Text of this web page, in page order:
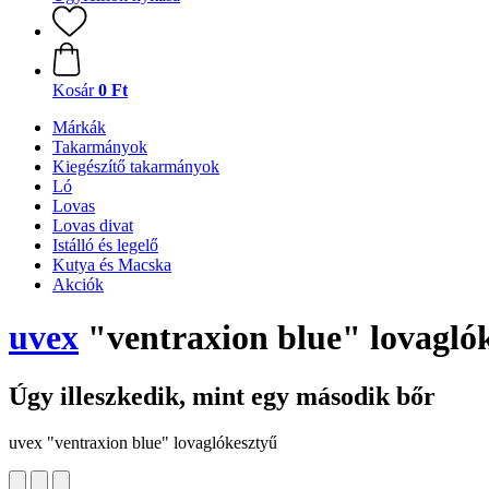
Kosár 0 Ft
Márkák
Takarmányok
Kiegészítő takarmányok
Ló
Lovas
Lovas divat
Istálló és legelő
Kutya és Macska
Akciók
uvex "ventraxion blue"
Úgy illeszkedik, mint egy második bőr
uvex "ventraxion blue" lovaglókesztyű